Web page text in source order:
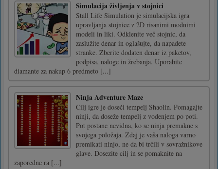
Simulacija življenja v stojnici
Stall Life Simulation je simulacijska igra
upravljanja stojnice z 2D risanimi modnimi
modeli in liki. Odklenite več stojnic, da
zaslužite denar in oglašujte, da napadete
stranke. Zberite dodaten denar iz paketov,
podpisa, naloge in žrebanja. Uporabite
diamante za nakup 6 predmeto [...]
Ninja Adventure Maze
Cilj igre je doseči tempelj Shaolin. Pomagajte
ninji, da doseže tempelj z vodenjem po poti.
Pot postane nevidna, ko se ninja premakne s
svojega položaja. Zdaj je vaša naloga varno
premikati ninjo, ne da bi trčili v sovražnikove
glave. Dosezite cilj in se pomaknite na
zaporedne ra [...]